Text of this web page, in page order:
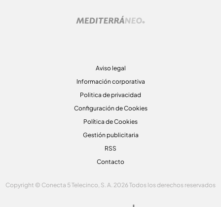
Aviso legal
Información corporativa
Politica de privacidad
Configuración de Cookies
Política de Cookies
Gestión publicitaria
RSS
Contacto
Copyright © Conecta 5 Telecinco, S. A. 2026 Todos los derechos reservados